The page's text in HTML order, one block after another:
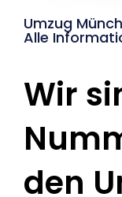
Umzug
Alle
Wir
den